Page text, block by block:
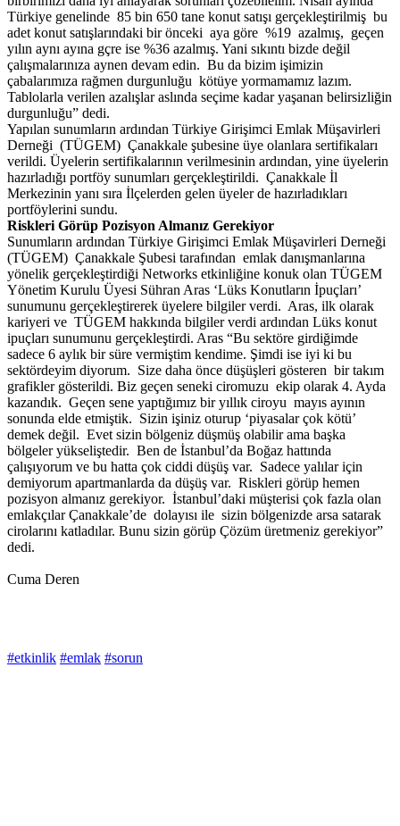
Türkiye genelinde 85 bin 650 tane konut satışı gerçekleştirilmiş bu
adet konut satışlarındaki bir önceki aya göre %19 azalmış, geçen
yılın aynı ayına gçre ise %36 azalmış. Yani sıkıntı bizde değil
çalışmalarınıza aynen devam edin. Bu da bizim işimizin
çabalarımıza rağmen durgunluğu kötüye yormamamız lazım.
Tablolarla verilen azalışlar aslında seçime kadar yaşanan belirsizliğin
durgunluğu” dedi.
Yapılan sunumların ardından Türkiye Girişimci Emlak Müşavirleri
Derneği (TÜGEM) Çanakkale şubesine üye olanlara sertifikaları
verildi. Üyelerin sertifikalarının verilmesinin ardından, yine üyelerin
hazırladığı portföy sunumları gerçekleştirildi. Çanakkale İl
Merkezinin yanı sıra İlçelerden gelen üyeler de hazırladıkları
portföylerini sundu.
Riskleri Görüp Pozisyon Almanız Gerekiyor
Sunumların ardından Türkiye Girişimci Emlak Müşavirleri Derneği
(TÜGEM) Çanakkale Şubesi tarafından emlak danışmanlarına
yönelik gerçekleştirdiği Networks etkinliğine konuk olan TÜGEM
Yönetim Kurulu Üyesi Sühran Aras ‘Lüks Konutların İpuçları’
sunumunu gerçekleştirerek üyelere bilgiler verdi. Aras, ilk olarak
kariyeri ve TÜGEM hakkında bilgiler verdi ardından Lüks konut
ipuçları sunumunu gerçekleştirdi. Aras “Bu sektöre girdiğimde
sadece 6 aylık bir süre vermiştim kendime. Şimdi ise iyi ki bu
sektördeyim diyorum. Size daha önce düşüşleri gösteren bir takım
grafikler gösterildi. Biz geçen seneki ciromuzu ekip olarak 4. Ayda
kazandık. Geçen sene yaptığımız bir yıllık ciroyu mayıs ayının
sonunda elde etmiştik. Sizin işiniz oturup ‘piyasalar çok kötü’
demek değil. Evet sizin bölgeniz düşmüş olabilir ama başka
bölgeler yükseliştedir. Ben de İstanbul’da Boğaz hattında
çalışıyorum ve bu hatta çok ciddi düşüş var. Sadece yalılar için
demiyorum apartmanlarda da düşüş var. Riskleri görüp hemen
pozisyon almanız gerekiyor. İstanbul’daki müşterisi çok fazla olan
emlakçılar Çanakkale’de dolayısı ile sizin bölgenizde arsa satarak
cirolarını katladılar. Bunu sizin görüp Çözüm üretmeniz gerekiyor”
dedi.
Cuma Deren
#etkinlik #emlak #sorun